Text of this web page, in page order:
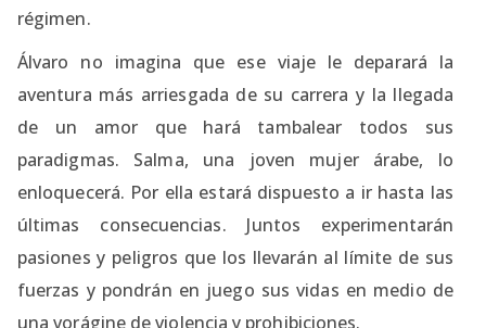
régimen.
Álvaro no imagina que ese viaje le deparará la
aventura más arriesgada de su carrera y la llegada
de un amor que hará tambalear todos sus
paradigmas. Salma, una joven mujer árabe, lo
enloquecerá. Por ella estará dispuesto a ir hasta las
últimas consecuencias. Juntos experimentarán
pasiones y peligros que los llevarán al límite de sus
fuerzas y pondrán en juego sus vidas en medio de
una vorágine de violencia y prohibiciones.